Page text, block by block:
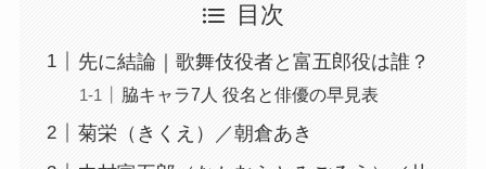
目次
先に結論｜歌舞伎役者と富五郎役は誰？
脇キャラ7人 役名と俳優の早見表
菊栄（きくえ）／朝倉あき